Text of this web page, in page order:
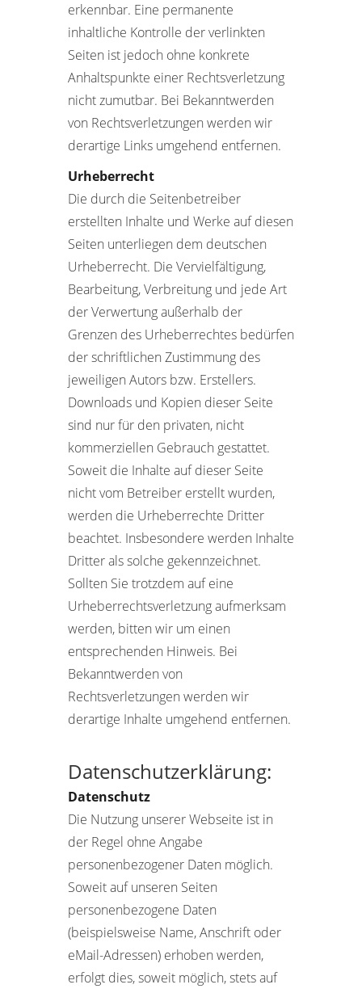
erkennbar. Eine permanente
inhaltliche Kontrolle der verlinkten
Seiten ist jedoch ohne konkrete
Anhaltspunkte einer Rechtsverletzung
nicht zumutbar. Bei Bekanntwerden
von Rechtsverletzungen werden wir
derartige Links umgehend entfernen.
Urheberrecht
Die durch die Seitenbetreiber
erstellten Inhalte und Werke auf diesen
Seiten unterliegen dem deutschen
Urheberrecht. Die Vervielfältigung,
Bearbeitung, Verbreitung und jede Art
der Verwertung außerhalb der
Grenzen des Urheberrechtes bedürfen
der schriftlichen Zustimmung des
jeweiligen Autors bzw. Erstellers.
Downloads und Kopien dieser Seite
sind nur für den privaten, nicht
kommerziellen Gebrauch gestattet.
Soweit die Inhalte auf dieser Seite
nicht vom Betreiber erstellt wurden,
werden die Urheberrechte Dritter
beachtet. Insbesondere werden Inhalte
Dritter als solche gekennzeichnet.
Sollten Sie trotzdem auf eine
Urheberrechtsverletzung aufmerksam
werden, bitten wir um einen
entsprechenden Hinweis. Bei
Bekanntwerden von
Rechtsverletzungen werden wir
derartige Inhalte umgehend entfernen.
Datenschutzerklärung:
Datenschutz
Die Nutzung unserer Webseite ist in
der Regel ohne Angabe
personenbezogener Daten möglich.
Soweit auf unseren Seiten
personenbezogene Daten
(beispielsweise Name, Anschrift oder
eMail-Adressen) erhoben werden,
erfolgt dies, soweit möglich, stets auf